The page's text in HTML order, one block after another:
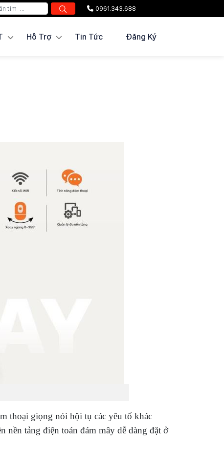
0961.343.688
Hỗ Trợ Tin Tức Đăng Ký
thoại giọng nói hội tụ các yêu tố khác
nền tảng điện toán đám mây dễ dàng đặt ở